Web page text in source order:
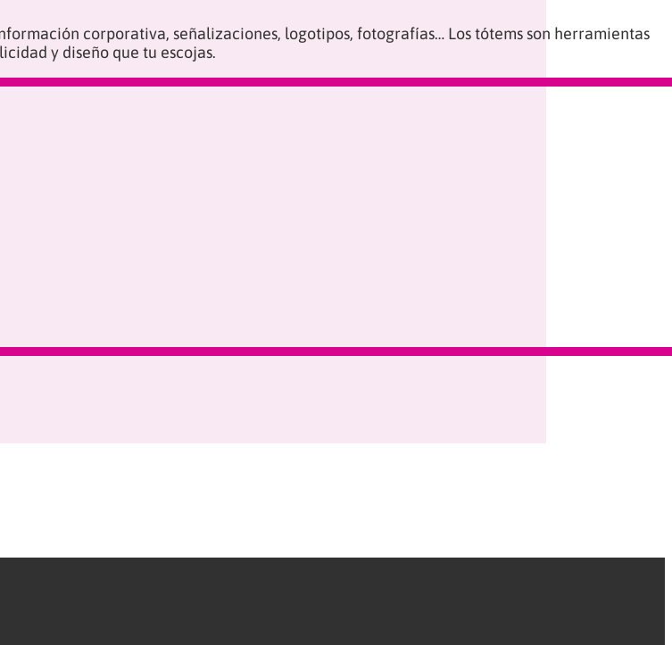
corporativa, señalizaciones, logotipos, fotografías… Los tótems son herramientas
y diseño que tu escojas.